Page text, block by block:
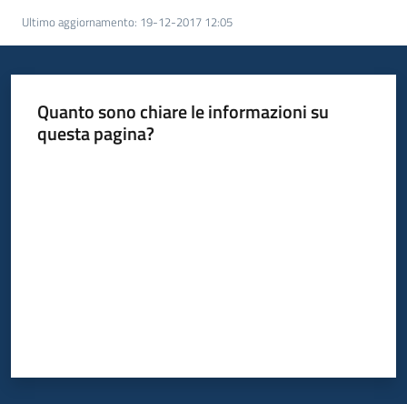
Ultimo aggiornamento: 19-12-2017 12:05
Quanto sono chiare le informazioni su
questa pagina?